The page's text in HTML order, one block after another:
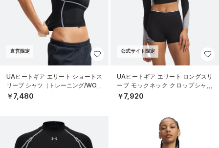
直営限定
UAヒートギア エリート ショートス
リーブ シャツ（トレーニング/WOM
EN）
￥7,480
公式サイト限定
UAヒートギア エリート ロングスリ
ーブ モックネック クロップシャツ
（トレーニング/WOMEN）
￥7,920